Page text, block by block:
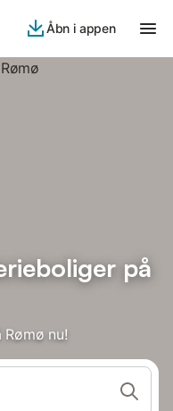
Åbn i appen
på
nu!